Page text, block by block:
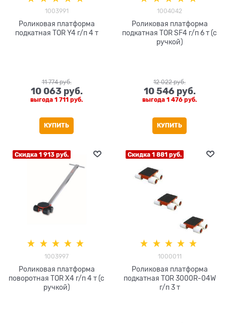
1003991
Роликовая платформа
подкатная TOR Y4 г/п 4 т
11 774 руб.
10 063 руб.
выгода 1 711 руб.
КУПИТЬ
1004042
Роликовая платформа
подкатная TOR SF4 г/п 6 т (с
ручкой)
12 022 руб.
10 546 руб.
выгода 1 476 руб.
КУПИТЬ
Скидка 1 913 руб.
1003997
Роликовая платформа
поворотная TOR X4 г/п 4 т (с
ручкой)
Скидка 1 881 руб.
1000011
Роликовая платформа
подкатная TOR 3000R-04W
г/п 3 т